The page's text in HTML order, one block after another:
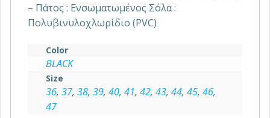
– Πάτος : Ενσωματωμένος Σόλα :
Πολυβινυλοχλωρίδιο (PVC)
Color
BLACK
Size
36, 37, 38, 39, 40, 41, 42, 43, 44, 45, 46,
47